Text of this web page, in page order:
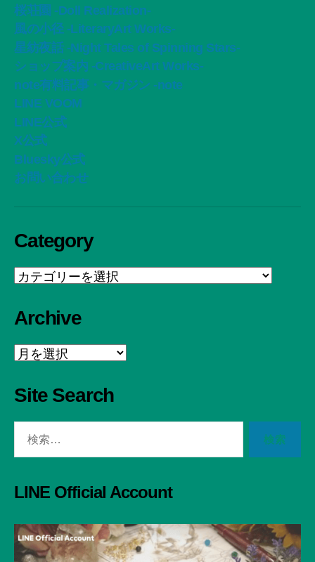
桜荘園 -Doll Realization-
風の小径 -LiteraryArt Works-
星紡夜話 -Night Tales of Spinning Stars-
ショップ案内 -CreativeArt Works-
note有料記事・マガジン -note
LINE VOOM
LINE公式
X公式
Bluesky公式
お問い合わせ
Category
Category
Archive
Archive
Site Search
LINE Official Account